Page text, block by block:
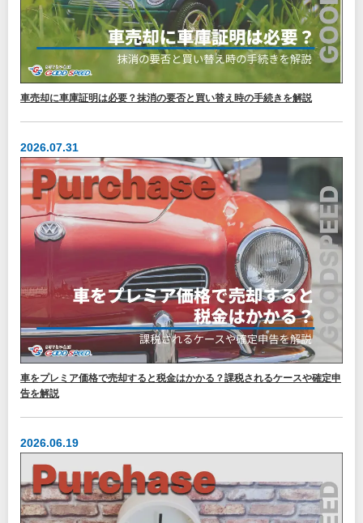
車売却に車庫証明は必要？抹消の要否と買い替え時の手続きを解説
2026.07.31
車をプレミア価格で売却すると税金はかかる？課税されるケースや確定申
告を解説
2026.06.19